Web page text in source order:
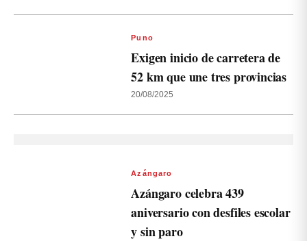
Puno
Exigen inicio de carretera de
52 km que une tres provincias
20/08/2025
Azángaro
Azángaro celebra 439
aniversario con desfiles escolar
y sin paro